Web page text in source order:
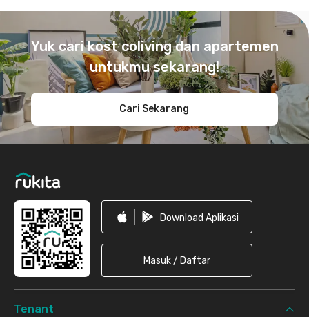
Yuk cari kost coliving dan apartemen
untukmu sekarang!
Cari Sekarang
Download Aplikasi
Masuk / Daftar
Tenant